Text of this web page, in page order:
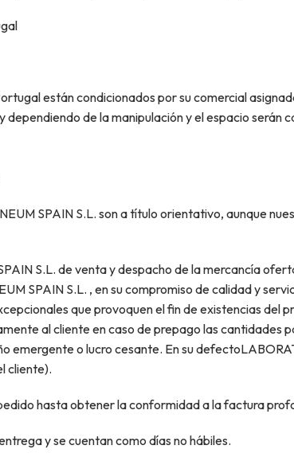
están condicionados por su comercial
de la manipulación y el espacio
SPAIN S.L. son a título orientativo, aunque
S.L. de venta y despacho de la mercancía
SPAIN S.L. , en su compromiso de calidad y
que provoquen el fin de existencias
al cliente en caso de prepago las cantidades
emergente o lucro cesante. En su
cliente).
hasta obtener la conformidad a la factura
y se cuentan como días no hábiles.